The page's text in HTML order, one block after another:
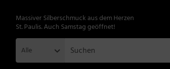
Massiver Silberschmuck aus dem Herzen
St. Paulis. Auch Samstag geöffnet!
Alle